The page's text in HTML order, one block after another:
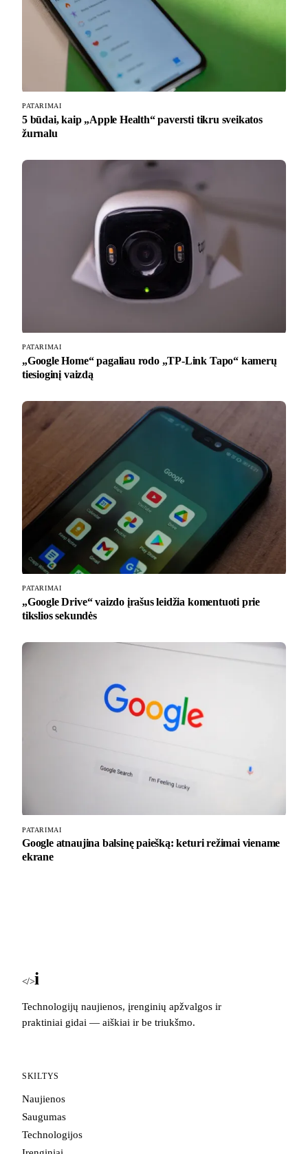
PATARIMAI
5 būdai, kaip „Apple Health“ paversti tikru sveikatos
žurnalu
PATARIMAI
„Google Home“ pagaliau rodo „TP-Link Tapo“ kamerų
tiesioginį vaizdą
PATARIMAI
„Google Drive“ vaizdo įrašus leidžia komentuoti prie
tikslios sekundės
PATARIMAI
Google atnaujina balsinę paiešką: keturi režimai viename
ekrane
</>iBlog
Technologijų naujienos, įrenginių apžvalgos ir
praktiniai gidai — aiškiai ir be triukšmo.
SKILTYS
Naujienos
Saugumas
Technologijos